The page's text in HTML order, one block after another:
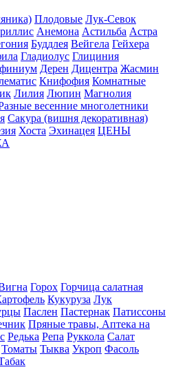
Плодовые Лук-Севок
Анемона Астильба Астра
Буддлея Вейгела Гейхера
Гладиолус Глициния
Дерен Дицентра Жасмин
Книфофия Комнатные
Лилия Люпин Магнолия
весенние многолетники
Сакура (вишня декоративная)
Хоста Эхинацея ЦЕНЫ
Горох Горчица салатная
Кукуруза Лук
Паслен Пастернак Патиссоны
Пряные травы, Аптека на
Редька Репа Руккола Салат
Томаты Тыква Укроп Фасоль